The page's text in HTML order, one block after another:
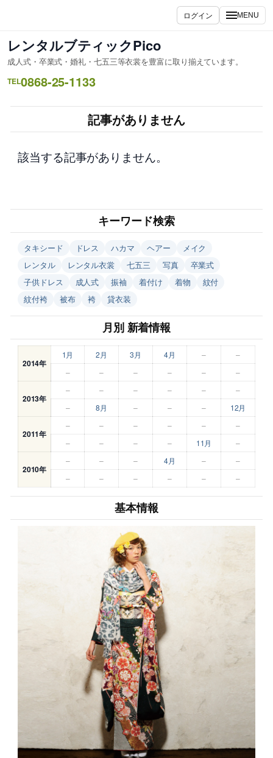
を
ス
キ
ッ
ログイン MENU
レンタルブティックPico
成人式・卒業式・婚礼・七五三等衣裳を豊富に取り揃えています。
TEL0868-25-1133
記事がありません
該当する記事がありません。
キーワード検索
タキシード ドレス ハカマ ヘアー
メイク
レンタル
レンタル衣裳 七五三 写真
卒業式
子供ドレス
成人式 振袖 着付け 着物
紋付
紋付袴
被布 袴 貸衣装
月別 新着情報
2014年
1月 2月 3月 4月 –
–
–
– – – – –
2013年
– – – – –
–
–
8月 – – – 12月
2011年
– – – – –
–
–
– – – 11月 –
2010年
– – – 4月 –
–
–
– – – – –
基本情報